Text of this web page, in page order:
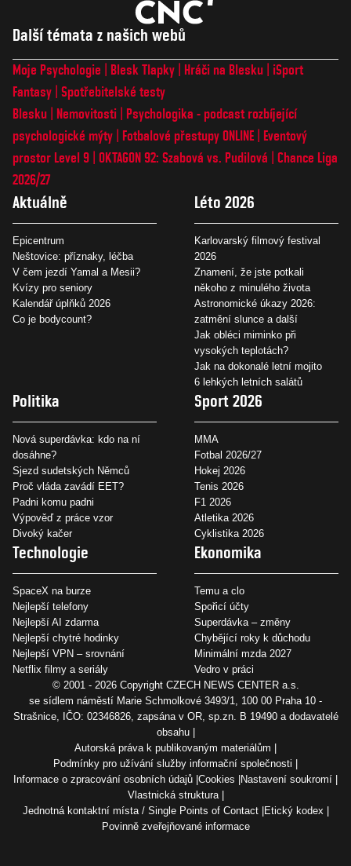
Další témata z našich webů
Moje Psychologie Blesk Tlapky Hráči na Blesku
iSport
Fantasy Spotřebitelské testy
Blesku
Nemovitosti
Psychologika - podcast rozbíjející
psychologické mýty
Fotbalové přestupy ONLINE
Eventový
prostor Level 9 OKTAGON 92: Szabová vs. Pudilová
Chance Liga
2026/27
Aktuálně
Epicentrum
Neštovice: příznaky, léčba
V čem jezdí Yamal a Mesii?
Kvízy pro seniory
Kalendář úplňků 2026
Co je bodycount?
Léto 2026
Karlovarský filmový festival
2026
Znamení, že jste potkali
někoho z minulého života
Astronomické úkazy 2026:
zatmění slunce a další
Jak obléci miminko při
vysokých teplotách?
Jak na dokonalé letní mojito
6 lehkých letních salátů
Politika
Nová superdávka: kdo na ní
dosáhne?
Sjezd sudetských Němců
Proč vláda zavádí EET?
Padni komu padni
Výpověď z práce vzor
Divoký kačer
Sport 2026
MMA
Fotbal 2026/27
Hokej 2026
Tenis 2026
F1 2026
Atletika 2026
Cyklistika 2026
Technologie
SpaceX na burze
Nejlepší telefony
Nejlepší AI zdarma
Nejlepší chytré hodinky
Nejlepší VPN – srovnání
Netflix filmy a seriály
Ekonomika
Temu a clo
Spořicí účty
Superdávka – změny
Chybějící roky k důchodu
Minimální mzda 2027
Vedro v práci
© 2001 - 2026 Copyright CZECH NEWS CENTER a.s.
se sídlem náměstí Marie Schmolkové 3493/1, 100 00 Praha 10 -
Strašnice, IČO: 02346826, zapsána v OR, sp.zn. B 19490 a dodavatelé
obsahu
Autorská práva k publikovaným materiálům
Podmínky pro užívání služby informační společnosti
Informace o zpracování osobních údajů Cookies Nastavení soukromí
Vlastnická struktura
Jednotná kontaktní místa / Single Points of Contact Etický kodex
Povinně zveřejňované informace